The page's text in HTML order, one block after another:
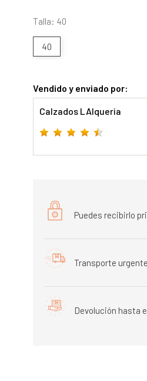
Talla: 40
40
Vendido y enviado por:
Calzados LAlqueria
Puedes recibirlo
Transporte
Devolución hasta